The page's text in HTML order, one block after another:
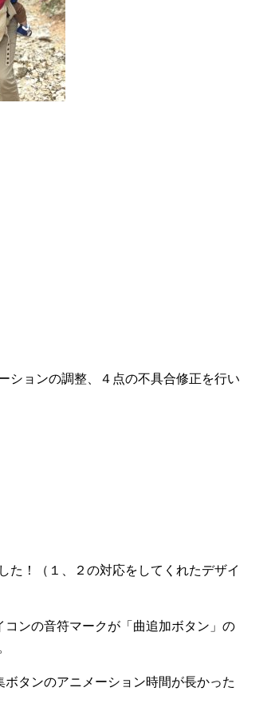
ョンの調整、４点の不具合修正を行い
た！（１、２の対応をしてくれたデザイ
ンの音符マークが「曲追加ボタン」の
タンのアニメーション時間が長かった